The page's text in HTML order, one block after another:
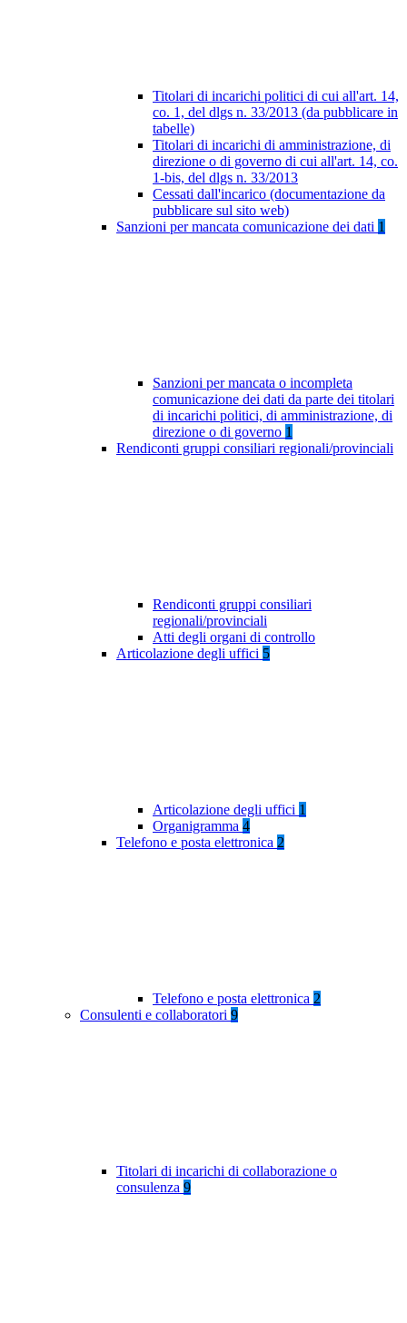
Titolari di incarichi politici di cui all'art. 14,
co. 1, del dlgs n. 33/2013 (da pubblicare in
tabelle)
Titolari di incarichi di amministrazione, di
direzione o di governo di cui all'art. 14, co.
1-bis, del dlgs n. 33/2013
Cessati dall'incarico (documentazione da
pubblicare sul sito web)
Sanzioni per mancata comunicazione dei dati 1
Sanzioni per mancata o incompleta
comunicazione dei dati da parte dei titolari
di incarichi politici, di amministrazione, di
direzione o di governo 1
Rendiconti gruppi consiliari regionali/provinciali
Rendiconti gruppi consiliari
regionali/provinciali
Atti degli organi di controllo
Articolazione degli uffici 5
Articolazione degli uffici 1
Organigramma 4
Telefono e posta elettronica 2
Telefono e posta elettronica 2
Consulenti e collaboratori 9
Titolari di incarichi di collaborazione o
consulenza 9